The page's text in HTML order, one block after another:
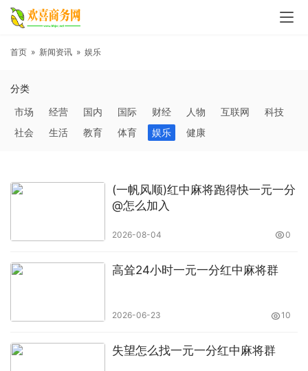
首页 » 新闻资讯 » 娱乐
分类
市场
经营 国内 国际 财经 人物 互联网
科技
社会
生活 教育 体育 娱乐 健康
(一帆风顺)红中麻将跑得快一元一分
@怎么加入
2026-08-04 0
高耸24小时一元一分红中麻将群
2026-06-23 10
失望怎么找一元一分红中麻将群